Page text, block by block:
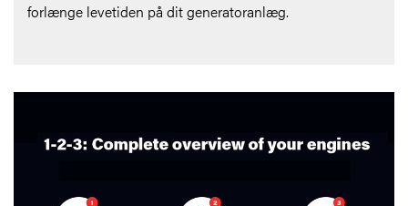
forlænge levetiden på dit generatoranlæg.